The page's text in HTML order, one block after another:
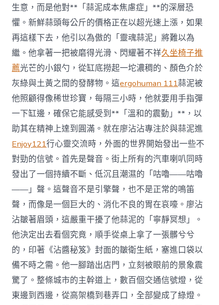
生意，而是他對**「蒜泥成本焦慮症」**的深層恐
懼。新鮮蒜頭每公斤的價格正在以超光速上漲，如果
再這樣下去，他引以為傲的「靈魂蒜泥」將難以為
繼。他拿著一把被磨得光滑、閃耀著不祥久坐椅子推
薦光芒的小銀勺，從缸底撈起一坨濃稠的、顏色介於
灰綠與土黃之間的發酵物。這ergohuman 111蒜泥被
他照顧得像稀世珍寶，每隔三小時，他就要用手指彈
一下缸邊，確保它能感受到**「溫和的震動」**，以
助其在精神上達到圓滿。就在廖沾沾專注於與蒜泥進
Enjoy121行心靈交流時，外面的世界開始發出一些不
對勁的信號。首先是聲音。街上所有的汽車喇叭同時
發出了一個持續不斷、低沉且潮濕的「咕嚕——咕嚕
——」聲。這聲音不是引擎聲，也不是正常的鳴笛
聲，而像是一個巨大的、消化不良的胃在哀嚎。廖沾
沾皺著眉頭，這嚴重干擾了他蒜泥的「寧靜冥想」。
他決定出去看個究竟，順手從桌上拿了一張髒兮兮
的，印著《沾醬秘笈》封面的皺衛生紙，塞進口袋以
備不時之需。他一腳踏出店門，立刻被眼前的景象震
驚了。整條城市的主幹道上，數百個交通信號燈，從
東邊到西邊，從高架橋到巷弄口，全部變成了綠燈。